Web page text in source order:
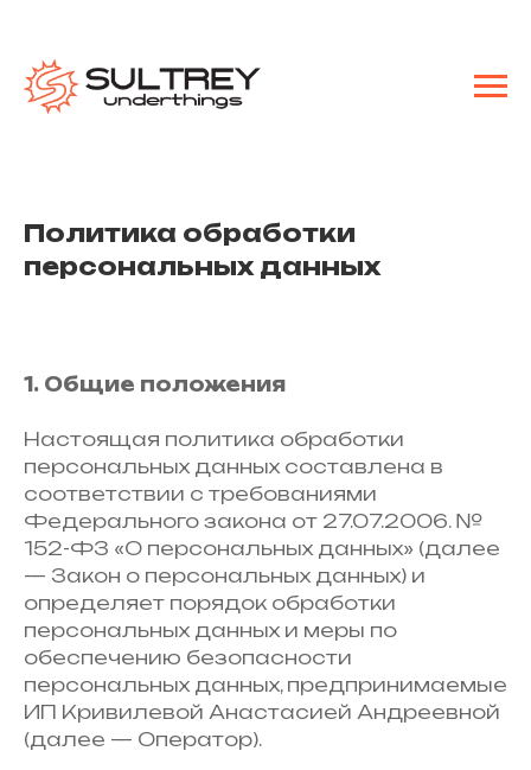
Политика обработки
персональных данных
1. Общие положения
Настоящая политика обработки
персональных данных составлена в
соответствии с требованиями
Федерального закона от 27.07.2006. №
152-ФЗ «О персональных данных» (далее
— Закон о персональных данных) и
определяет порядок обработки
персональных данных и меры по
обеспечению безопасности
персональных данных, предпринимаемые
ИП Кривилевой Анастасией Андреевной
(далее — Оператор).